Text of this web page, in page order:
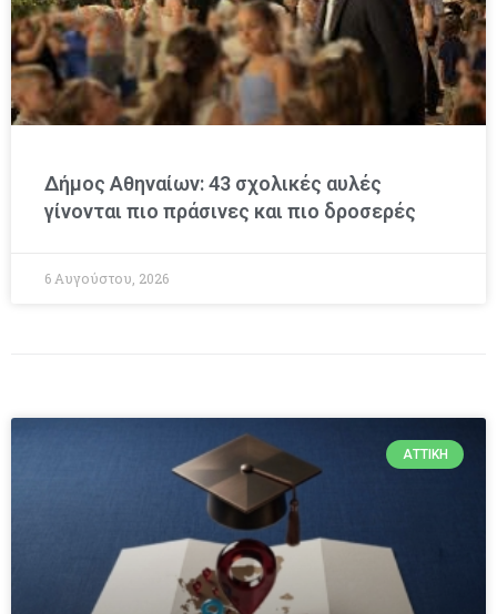
Δήμος Αθηναίων: 43 σχολικές αυλές
γίνονται πιο πράσινες και πιο δροσερές
6 Αυγούστου, 2026
ΑΤΤΙΚΉ